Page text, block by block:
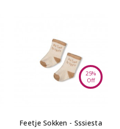
25%
Off
Feetje Sokken - Sssiesta